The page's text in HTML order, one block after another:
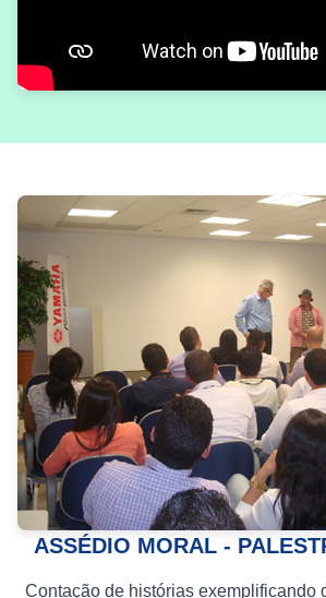
ASSÉDIO MORAL -
Contação de histórias exemplificando